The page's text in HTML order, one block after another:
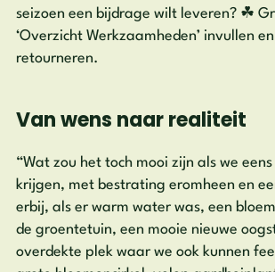
seizoen een bijdrage wilt leveren? ☘
‘Overzicht Werkzaamheden’ invullen
retourneren.
Van wens naar realiteit
“Wat zou het toch mooi zijn als we
krijgen, met bestrating eromheen en
erbij, als er warm water was, een
de groentetuin, een mooie nieuwe
overdekte plek waar we ook kunnen